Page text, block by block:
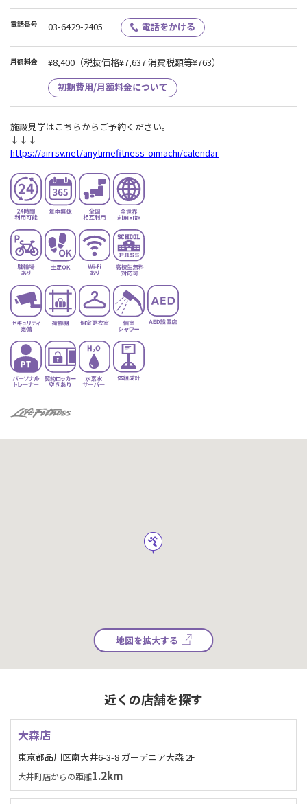
電話番号 03-6429-2405 電話をかける
月額料金 ¥8,400 （税抜価格¥7,637 消費税額等¥763）
初期費用/月額料金について
施設見学はこちらからご予約ください。
↓↓↓
https://airrsv.net/anytimefitness-oimachi/calendar
地図を拡大する
近くの店舗を探す
大森店
東京都品川区南大井6-3-8 ガーデニア大森 2F
大井町店からの距離1.2km